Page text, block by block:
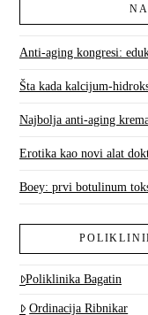
Anti-aging kongresi:
Šta kada kalcijum-
Najbolja anti-aging
Erotika kao novi alat
Boey: prvi botulinum
Poliklinika Bagatin
Ordinacija Ribnikar